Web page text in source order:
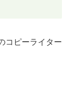
コピーライター